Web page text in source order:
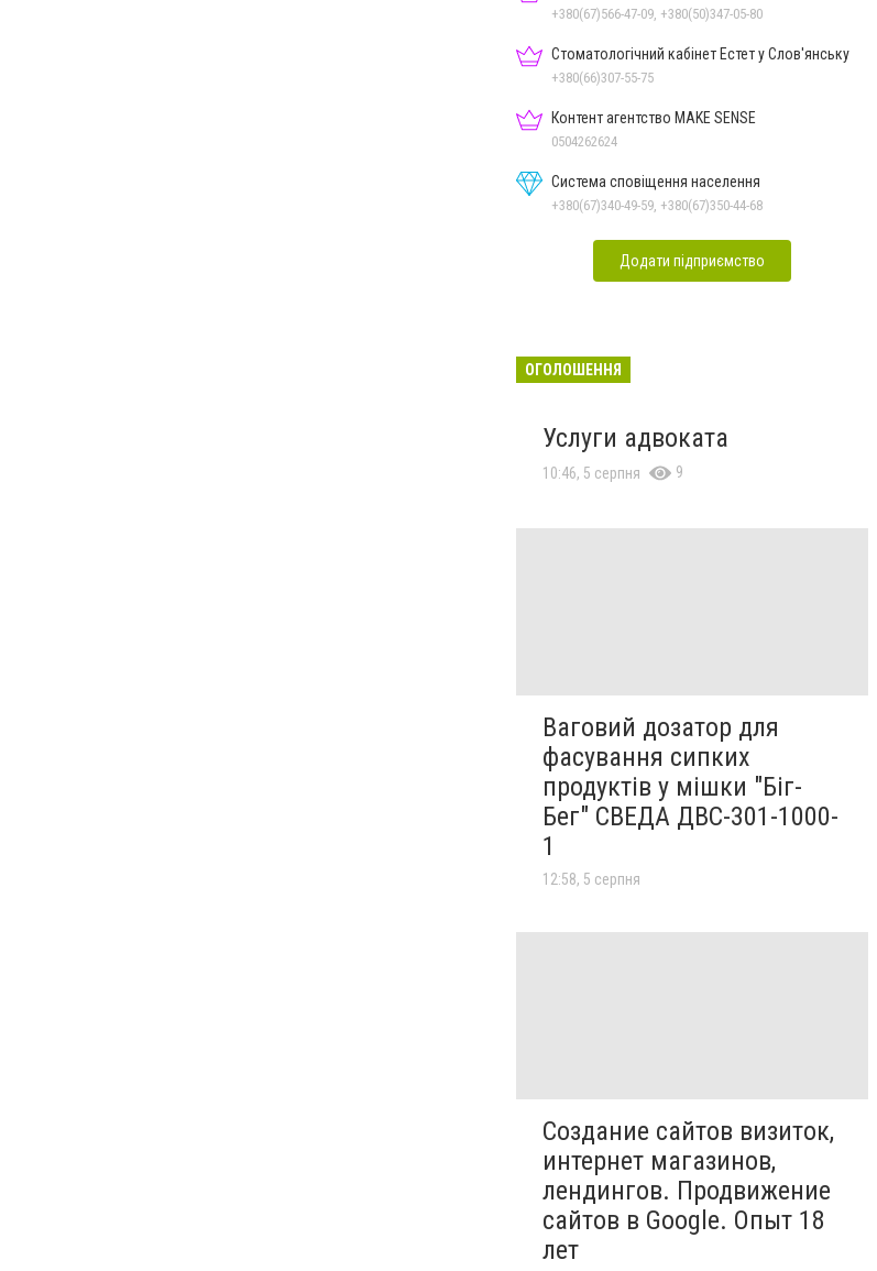
+380(67)566-47-09, +380(50)347-05-80
Стоматологічний кабінет Естет у Слов'янську
+380(66)307-55-75
Контент агентство MAKE SENSE
0504262624
Система сповіщення населення
+380(67)340-49-59, +380(67)350-44-68
Додати підприємство
ОГОЛОШЕННЯ
Услуги адвоката
10:46, 5 серпня 9
Ваговий дозатор для
фасування сипких
продуктів у мішки "Біг-
Бег" СВЕДА ДВС-301-1000-
1
12:58, 5 серпня
Создание сайтов визиток,
интернет магазинов,
лендингов. Продвижение
сайтов в Google. Опыт 18
лет